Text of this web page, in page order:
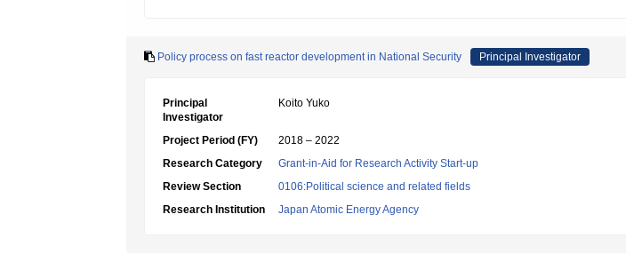
Policy process on fast reactor development in National Security Principal Investigator
Principal
Investigator
Koito Yuko
Project Period (FY)
2018 – 2022
Research Category
Grant-in-Aid for Research Activity Start-up
Review Section
0106:Political science and related fields
Research Institution
Japan Atomic Energy Agency